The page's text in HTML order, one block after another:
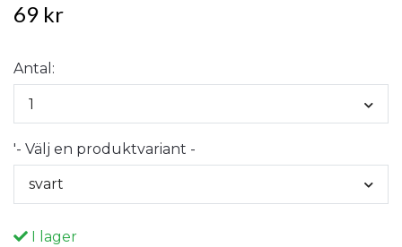
69 kr
Antal:
1
'- Välj en produktvariant -
svart
I lager